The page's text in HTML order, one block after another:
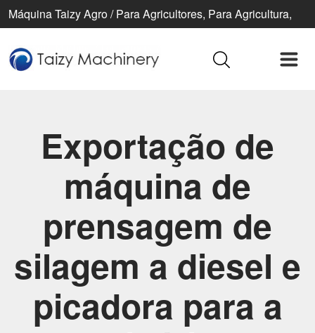
Máquina Taizy Agro / Para Agricultores, Para Agricultura,
Exportação de
máquina de
prensagem de
silagem a diesel e
picadora para a